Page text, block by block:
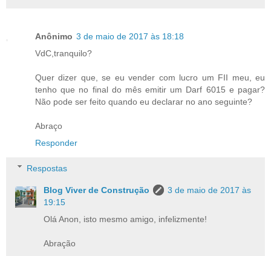
Anônimo 3 de maio de 2017 às 18:18
VdC,tranquilo?
Quer dizer que, se eu vender com lucro um FII meu, eu
tenho que no final do mês emitir um Darf 6015 e pagar?
Não pode ser feito quando eu declarar no ano seguinte?
Abraço
Responder
Respostas
Blog Viver de Construção
3 de maio de 2017 às
19:15
Olá Anon, isto mesmo amigo, infelizmente!
Abração